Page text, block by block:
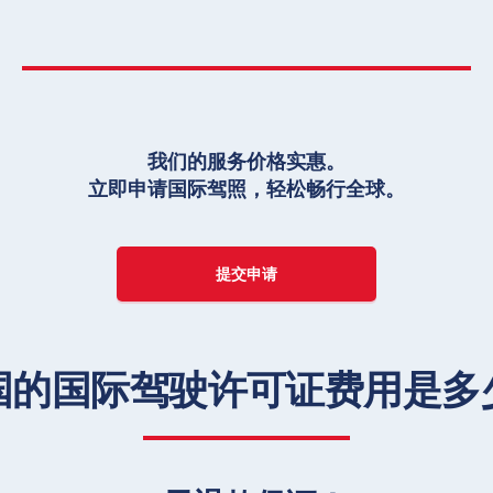
我们的服务价格实惠。
立即申请国际驾照，轻松畅行全球。
提交申请
的国际驾驶许可证费用是多